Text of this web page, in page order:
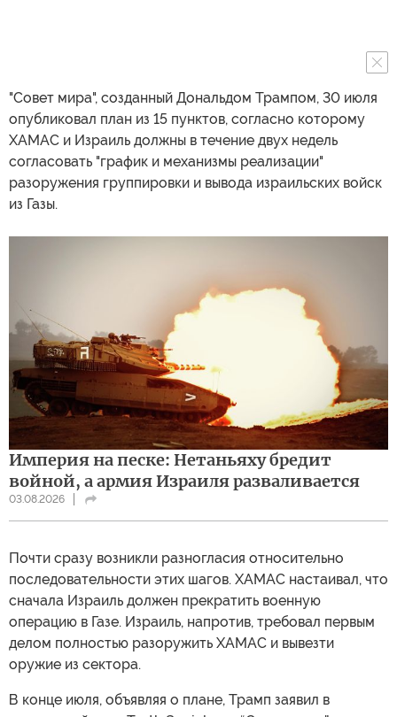
"Совет мира", созданный Дональдом Трампом, 30 июля
опубликовал план из 15 пунктов, согласно которому
ХАМАС и Израиль должны в течение двух недель
согласовать "график и механизмы реализации"
разоружения группировки и вывода израильских войск
из Газы.
Империя на песке: Нетаньяху бредит
войной, а армия Израиля разваливается
03.08.2026
Почти сразу возникли разногласия относительно
последовательности этих шагов. ХАМАС настаивал, что
сначала Израиль должен прекратить военную
операцию в Газе. Израиль, напротив, требовал первым
делом полностью разоружить ХАМАС и вывезти
оружие из сектора.
В конце июля, объявляя о плане, Трамп заявил в